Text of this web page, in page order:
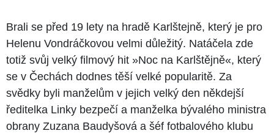
Brali se před 19 lety na hradě Karlštejně, který je pro
Helenu Vondráčkovou velmi důležitý. Natáčela zde
totiž svůj velký filmový hit »Noc na Karlštějně«, který
se v Čechách dodnes těší velké popularitě. Za
svědky byli manželům v jejich velký den někdejší
ředitelka Linky bezpečí a manželka bývalého ministra
obrany Zuzana Baudyšová a šéf fotbalového klubu